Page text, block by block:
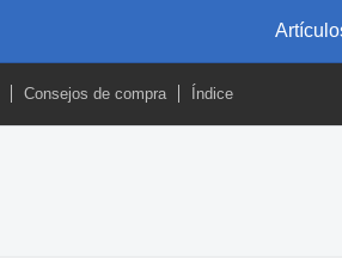
Consejos de compra Índice